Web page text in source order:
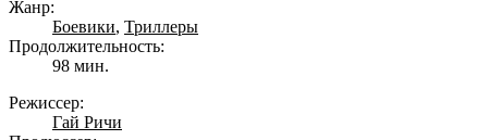
Жанр:
Боевики, Триллеры
Продолжительность:
98 мин.
Режиссер:
Гай Ричи